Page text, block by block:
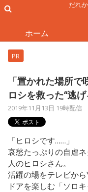
だれ
ホーム
PR
「置かれた場所
ロシを救った“逃
2019年11月13日 19時配信
「ヒロシです……」
哀愁たっぷりの自虐
人のヒロシさん。
活躍の場をテレビか
ドアを楽しむ「ソロ